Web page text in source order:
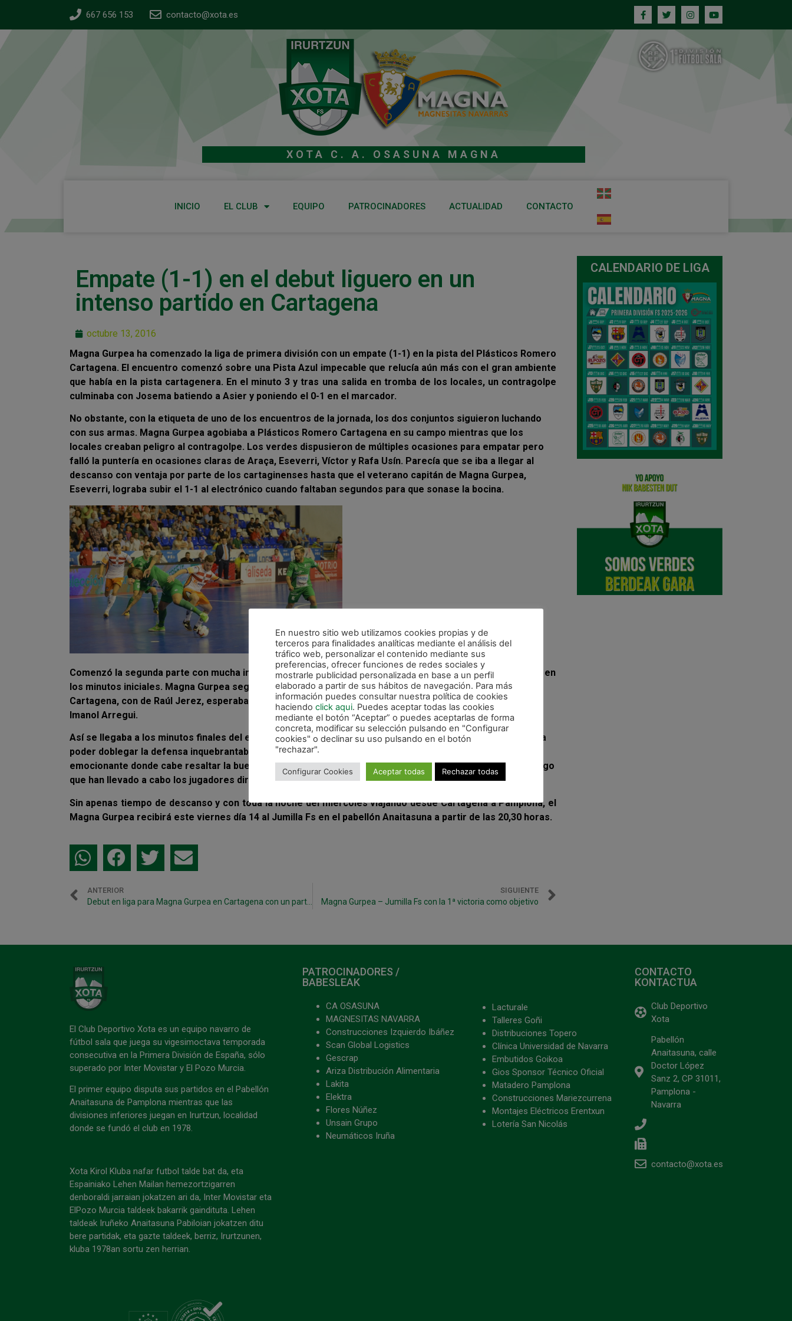
667 656 153 contacto@xota.es
XOTA C. A. OSASUNA MAGNA
INICIO EL CLUB EQUIPO PATROCINADORES ACTUALIDAD CONTACTO
Empate (1-1) en el debut liguero en un
intenso partido en Cartagena
octubre 13, 2016
Magna Gurpea ha comenzado la liga de primera división con un empate (1-1) en la pista del Plásticos Romero
Cartagena. El encuentro comenzó sobre una Pista Azul impecable que relucía aún más con el gran ambiente
que había en la pista cartagenera. En el minuto 3 y tras una salida en tromba de los locales, un contragolpe
culminaba con Josema batiendo a Asier y poniendo el 0-1 en el marcador.
No obstante, con la etiqueta de uno de los encuentros de la jornada, los dos conjuntos siguieron luchando
con sus armas. Magna Gurpea agobiaba a Plásticos Romero Cartagena en su campo mientras que los
locales creaban peligro al contragolpe. Los verdes dispusieron de múltiples ocasiones para empatar pero
falló la puntería en ocasiones claras de Araça, Eseverri, Víctor y Rafa Usín. Parecía que se iba a llegar al
descanso con ventaja por parte de los cartaginenses hasta que el veterano capitán de Magna Gurpea,
Eseverri, lograba subir el 1-1 al electrónico cuando faltaban segundos para que sonase la bocina.
Comenzó la segunda parte con mucha intensidad. Ambos conjuntos buscaban adelantarse en el marcador en
los minutos iniciales. Magna Gurpea seguía presionando y dominando mientras que Plásticos Romero
Cartagena, con de Raúl Jerez, esperaban su oportunidad aprovechándose de errores puntuales de los de
Imanol Arregui.
Así se llegaba a los minutos finales del encuentro, Magan Gurpea puso a Araça como portero-jugador para
poder doblegar la defensa inquebrantable de los locales. Al final, reparto de puntos en un encuentro muy
emocionante donde cabe resaltar la buena imagen del debut de Plásticos Romero Cartagena y el buen juego
que han llevado a cabo los jugadores dirigidos por Imanol Arregui.
Sin apenas tiempo de descanso y con toda la noche del miércoles viajando desde Cartagena a Pamplona, el
Magna Gurpea recibirá este viernes día 14 al Jumilla Fs en el pabellón Anaitasuna a partir de las 20,30 horas.
ANTERIOR
Debut en liga para Magna Gurpea en Cartagena con un partido televisado por Teledeporte
SIGUIENTE
Magna Gurpea – Jumilla Fs con la 1ª victoria como objetivo
CALENDARIO DE LIGA
El Club Deportivo Xota es un equipo navarro de
fútbol sala que juega su vigesimoctava temporada
consecutiva en la Primera División de España, sólo
superado por Inter Movistar y El Pozo Murcia.
El primer equipo disputa sus partidos en el Pabellón
Anaitasuna de Pamplona mientras que las
divisiones inferiores juegan en Irurtzun, localidad
donde se fundó el club en 1978.
Xota Kirol Kluba nafar futbol talde bat da, eta
Espainiako Lehen Mailan hemezortzigarren
denboraldi jarraian jokatzen ari da, Inter Movistar eta
ElPozo Murcia taldeek bakarrik gaindituta. Lehen
taldeak Iruñeko Anaitasuna Pabiloian jokatzen ditu
bere partidak, eta gazte taldeek, berriz, Irurtzunen,
kluba 1978an sortu zen herrian.
PATROCINADORES /
BABESLEAK
CA OSASUNA
MAGNESITAS NAVARRA
Construcciones Izquierdo Ibáñez
Scan Global Logistics
Gescrap
Ariza Distribución Alimentaria
Lakita
Elektra
Flores Núñez
Unsain Grupo
Neumáticos Iruña
Lacturale
Talleres Goñi
Distribuciones Topero
Clínica Universidad de Navarra
Embutidos Goikoa
Gios Sponsor Técnico Oficial
Matadero Pamplona
Construcciones Mariezcurrena
Montajes Eléctricos Erentxun
Lotería San Nicolás
CONTACTO
KONTACTUA
Club Deportivo
Xota
Pabellón
Anaitasuna, calle
Doctor López
Sanz 2, CP 31011,
Pamplona -
Navarra
contacto@xota.es
En nuestro sitio web utilizamos cookies propias y de
terceros para finalidades analíticas mediante el análisis del
tráfico web, personalizar el contenido mediante sus
preferencias, ofrecer funciones de redes sociales y
mostrarle publicidad personalizada en base a un perfil
elaborado a partir de sus hábitos de navegación. Para más
información puedes consultar nuestra política de cookies
haciendo click aqui. Puedes aceptar todas las cookies
mediante el botón “Aceptar” o puedes aceptarlas de forma
concreta, modificar su selección pulsando en "Configurar
cookies" o declinar su uso pulsando en el botón
"rechazar".
Configurar Cookies Aceptar todas Rechazar todas